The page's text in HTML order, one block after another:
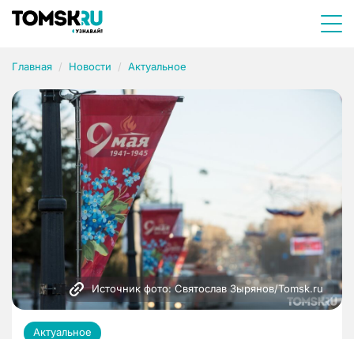
Главная Новости Актуальное
Источник фото: Святослав Зырянов/Tomsk.ru
Актуальное